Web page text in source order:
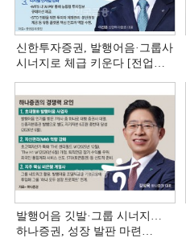
신한투자증권, 발행어음·그룹사
시너지로 체급 키운다 [전업계
발행어음 깃발·그룹 시너지…
하나증권, 성장 발판 마련